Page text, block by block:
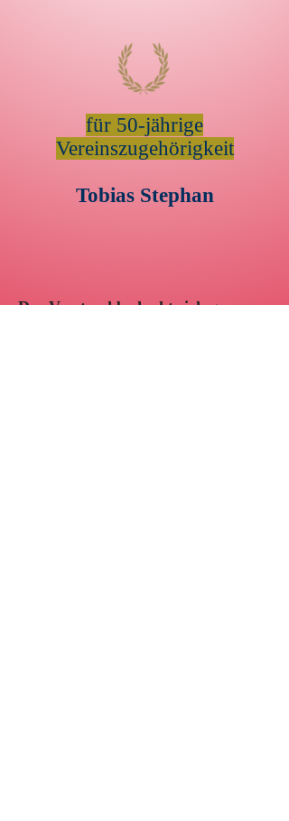
für 50-jährige
Vereinszugehörigkeit
Tobias Stephan
Der Vorstand bedankt sich ganz